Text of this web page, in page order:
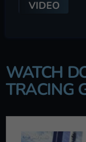
VIDEO
WATCH
TRACING